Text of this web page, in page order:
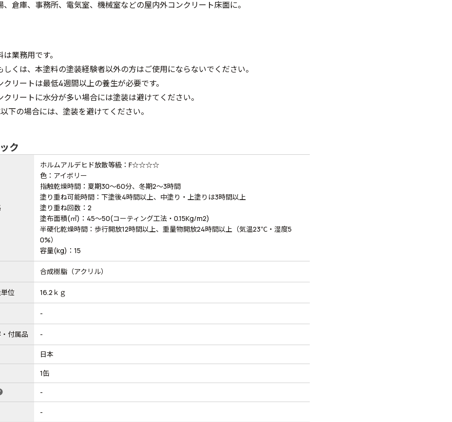
、倉庫、事務所、電気室、機械室などの屋内外コンクリート床面に。
は業務用です。
しくは、本塗料の塗装経験者以外の方はご使用にならないでください。
クリートは最低4週間以上の養生が必要です。
クリートに水分が多い場合には塗装は避けてください。
下の場合には、塗装を避けてください。
ク
ホルムアルデヒド放散等級：F☆☆☆☆
色：アイボリー
指触乾燥時間：夏期30～60分、冬期2～3時間
塗り重ね可能時間：下塗後4時間以上、中塗り・上塗りは3時間以上
塗り重ね回数：2
塗布面積(㎡)：45～50(コーティング工法・0.15Kg/m2)
半硬化乾燥時間：歩行開放12時間以上、重量物開放24時間以上（気温23℃・湿度5
0%）
容量(kg)：15
合成樹脂（アクリル）
位 16.2ｋｇ
-
付属品 -
日本
1缶
-
-